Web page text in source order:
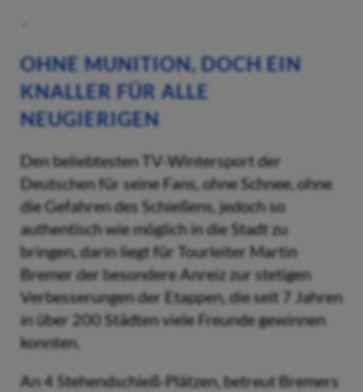
OHNE MUNITION, DOCH EIN
KNALLER FÜR ALLE
NEUGIERIGEN
Den beliebtesten TV-Wintersport der
Deutschen für seine Fans, ohne Schnee, ohne
die Gefahren des Schießens, jedoch so
authentisch wie möglich in die Stadt zu
bringen, darin liegt für Tourleiter Martin
Bremer der besondere Anreiz zur stetigen
Verbesserungen der Etappen, die seit 7 Jahren
in über 200 Städten viele Freunde gewinnen
konnten.
An 4 Stehendschieß-Plätzen, betreut Bremers